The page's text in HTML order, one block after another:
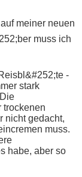
meiner neuen
muss ich
-
stark
trockenen
nicht gedacht,
muss.
habe, aber so